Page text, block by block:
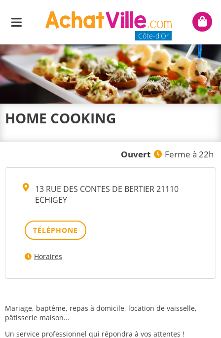
Menu
Côte-d'Or
Mon
HOME COOKING
Ouvert Ferme à 22h
13 RUE DES CONTES DE BERTIER 21110
ECHIGEY
TÉLÉPHONE
Horaires
Mariage, baptême, repas à domicile, location de vaisselle,
pâtisserie maison...
Un service professionnel qui répondra à vos attentes !